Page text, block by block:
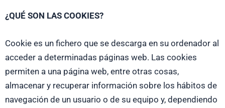
¿QUÉ SON LAS COOKIES?
Cookie es un fichero que se descarga en su ordenador al
acceder a determinadas páginas web. Las cookies
permiten a una página web, entre otras cosas,
almacenar y recuperar información sobre los hábitos de
navegación de un usuario o de su equipo y, dependiendo